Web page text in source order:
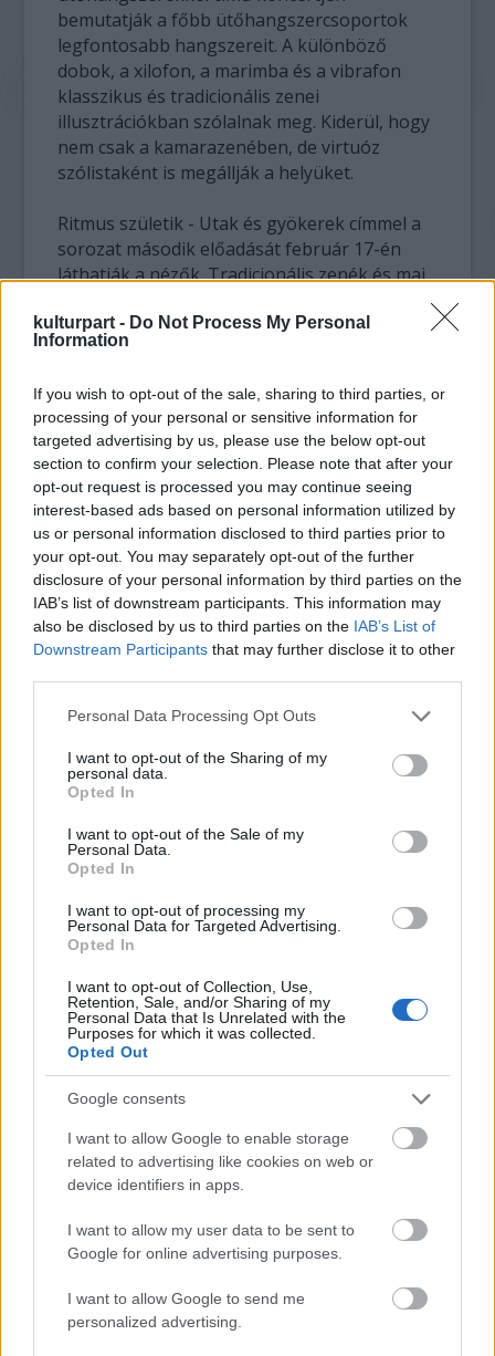
kulturpart - Do Not Process My Personal
Information
If you wish to opt-out of the sale, sharing to third parties, or
processing of your personal or sensitive information for
targeted advertising by us, please use the below opt-out
section to confirm your selection. Please note that after your
opt-out request is processed you may continue seeing
interest-based ads based on personal information utilized by
us or personal information disclosed to third parties prior to
your opt-out. You may separately opt-out of the further
disclosure of your personal information by third parties on the
IAB’s list of downstream participants. This information may
also be disclosed by us to third parties on the IAB’s List of
Downstream Participants that may further disclose it to other
Please note that this website/app uses one or more Google
not limited to your visit or usage behaviour. You may click to
grant or deny consent to Google and its third-party tags to
use your data for below specified purposes in below Google
consent section.
Personal Data Processing Opt Outs
I want to opt-out of the Sharing of my
personal data.
Opted In
I want to opt-out of the Sale of my
Personal Data.
Opted In
I want to opt-out of processing my
Personal Data for Targeted Advertising.
Opted In
I want to opt-out of Collection, Use,
Retention, Sale, and/or Sharing of my
Personal Data that Is Unrelated with the
Purposes for which it was collected.
Opted Out
Google consents
I want to allow Google to enable storage
related to advertising like cookies on web or
device identifiers in apps.
I want to allow my user data to be sent to
Google for online advertising purposes.
I want to allow Google to send me
personalized advertising.
bemutatják a főbb ütőhangszercsoportok
legfontosabb hangszereit. A különböző
dobok, a xilofon, a marimba és a vibrafon
klasszikus és tradicionális zenei
illusztrációkban szólalnak meg. Kiderül, hogy
nem csak a kamarazenében, de virtuóz
szólistaként is megállják a helyüket.
Ritmus születik - Utak és gyökerek címmel a
sorozat második előadását február 17-én
láthatják a nézők. Tradicionális zenék és mai
mutatják meg, hogy az ütőhangszerek
anyanyelve az ősi zenei hagyományokból
motívumoktól bonyolultabb játéktechnikák
bemutatásáig is eljutnak, miközben szó esik
olyan zeneszerzők munkásságáról, mint John
Cage vagy Steve Reich.
A ragtime kora címmel március 9-én tartanak
koncertet: a XX. század első évtizedeinek
ütőhangszeres irodalmát fedezhetik fel az
érdeklődők ebben a részben. Nemcsak
dzsessz-örökzöldek, de az ekkoriban magára
találó ütőhangszeres kamarazene műfajának
darabjai és nagy európai komponisták
műveinek átiratai is elhangzanak.
A sorozat utolsó darabjára április 6-án várják
az érdeklődőket; a 80 perc alatt a Föld körül
című koncerten Ausztrália, Afrika, Amerika,
Ázsia és Európa zenéi követik egymást színes
forgatagként, így igazi fesztiválhangulatban
zárul a Dobpergés koncertsorozata.
Gyermek